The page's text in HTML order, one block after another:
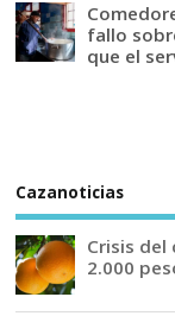
fallo
que el
Cazanoticias
Crisis del
2.000